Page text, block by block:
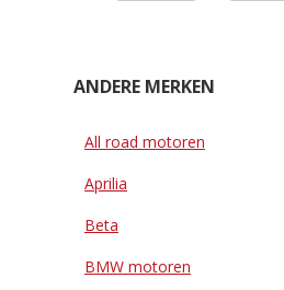
ANDERE MERKEN
All road motoren
Aprilia
Beta
BMW motoren